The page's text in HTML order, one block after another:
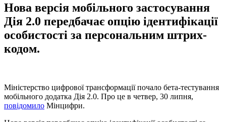
Нова версія мобільного застосування
Дія 2.0 передбачає опцію ідентифікації
особистості за персональним штрих-
кодом.
Міністерство цифрової трансформації почало бета-тестування
мобільного додатка Дія 2.0. Про це в четвер, 30 липня,
повідомило Мінцифри.